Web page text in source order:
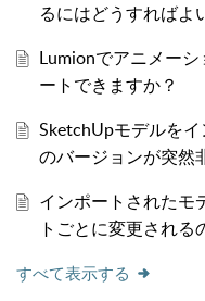
るにはどうすればよ
Lumionでアニメー
ートできますか？
SketchUpモデルを
のバージョンが突然
インポートされたモ
トごとに変更される
すべて表示する